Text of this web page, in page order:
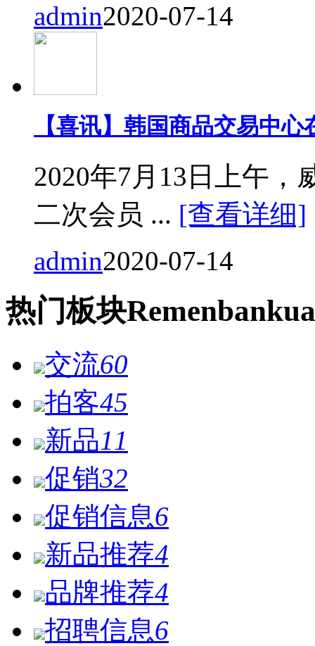
admin2020-07-14
【喜讯】韩国商品交易中
2020年7月13日上午，
二次会员 ... [查看详细]
admin2020-07-14
热门板块Remen
交流60
拍客45
新品11
促销32
促销信息6
新品推荐4
品牌推荐4
招聘信息6